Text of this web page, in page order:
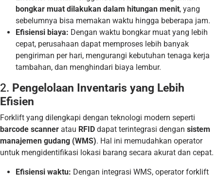
bongkar muat dilakukan dalam hitungan menit, yang
sebelumnya bisa memakan waktu hingga beberapa jam.
Efisiensi biaya: Dengan waktu bongkar muat yang lebih
cepat, perusahaan dapat memproses lebih banyak
pengiriman per hari, mengurangi kebutuhan tenaga kerja
tambahan, dan menghindari biaya lembur.
2. Pengelolaan Inventaris yang Lebih
Efisien
Forklift yang dilengkapi dengan teknologi modern seperti
barcode scanner atau RFID dapat terintegrasi dengan sistem
manajemen gudang (WMS). Hal ini memudahkan operator
untuk mengidentifikasi lokasi barang secara akurat dan cepat.
Efisiensi waktu: Dengan integrasi WMS, operator forklift